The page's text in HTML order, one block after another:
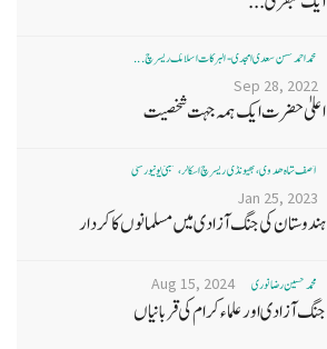
محمد احمد حسن سعدی امجدی - البرکات اسلامک ریسرچ ...
Sep 28, 2022
اعلیٰ حضرت ایک ہمہ جہت شخصیت
آصف شاہ ھدوی، بھیونڈی ریسرچ اسکالر، ممبئی یونیورسٹی
Jan 25, 2023
ہندوستان کی جنگ آزادی میں مسلمانوں کا کردار
محمد تحسین رضا نوری Aug 15, 2024
جنگ آزادی اور علماء کرام کی قربانیاں